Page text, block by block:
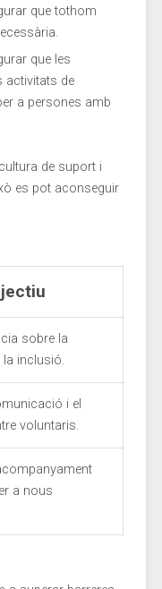
que tothom
que les
activitats de
a persones amb
de suport⁣ i
es pot aconseguir
sobre la
inclusió.
i el
‌voluntaris.
a nous‍